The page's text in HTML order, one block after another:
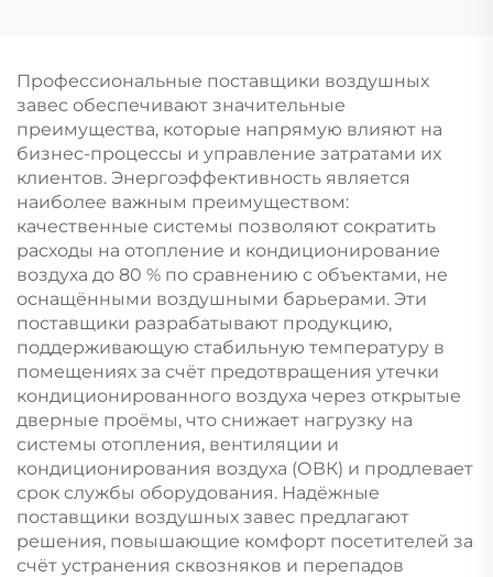
Профессиональные поставщики воздушных
завес обеспечивают значительные
преимущества, которые напрямую влияют на
бизнес-процессы и управление затратами их
клиентов. Энергоэффективность является
наиболее важным преимуществом:
качественные системы позволяют сократить
расходы на отопление и кондиционирование
воздуха до 80 % по сравнению с объектами, не
оснащёнными воздушными барьерами. Эти
поставщики разрабатывают продукцию,
поддерживающую стабильную температуру в
помещениях за счёт предотвращения утечки
кондиционированного воздуха через открытые
дверные проёмы, что снижает нагрузку на
системы отопления, вентиляции и
кондиционирования воздуха (ОВК) и продлевает
срок службы оборудования. Надёжные
поставщики воздушных завес предлагают
решения, повышающие комфорт посетителей за
счёт устранения сквозняков и перепадов